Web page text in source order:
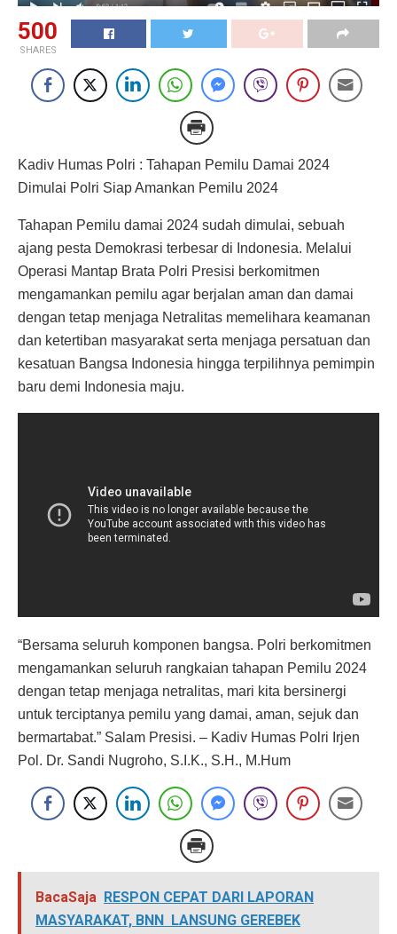
500
SHARES
Kadiv Humas Polri : Tahapan Pemilu Damai 2024
Dimulai Polri Siap Amankan Pemilu 2024
Tahapan Pemilu damai 2024 sudah dimulai, sebuah
ajang pesta Demokrasi terbesar di Indonesia. Melalui
Operasi Mantap Brata Polri Presisi berkomitmen
mengamankan pemilu agar berjalan aman dan damai
dengan tetap menjaga Netralitas memelihara keamanan
dan ketertiban masyarakat serta menjaga persatuan dan
kesatuan Bangsa Indonesia hingga terpilihnya pemimpin
baru demi Indonesia maju.
“Bersama seluruh komponen bangsa. Polri berkomitmen
mengamankan seluruh rangkaian tahapan Pemilu 2024
dengan tetap menjaga netralitas, mari kita bersinergi
untuk terciptanya pemilu yang damai, aman, sejuk dan
bermartabat.” Salam Presisi. – Kadiv Humas Polri Irjen
Pol. Dr. Sandi Nugroho, S.I.K., S.H., M.Hum
BacaSaja RESPON CEPAT DARI LAPORAN
MASYARAKAT, BNN LANSUNG GEREBEK